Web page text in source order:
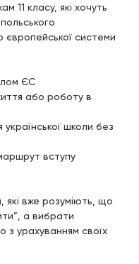
11 класу, які хочуть
європейської системи
ЄС
або роботу в
української школи без
вступу
які вже розуміють, що
а вибрати
з урахуванням своїх